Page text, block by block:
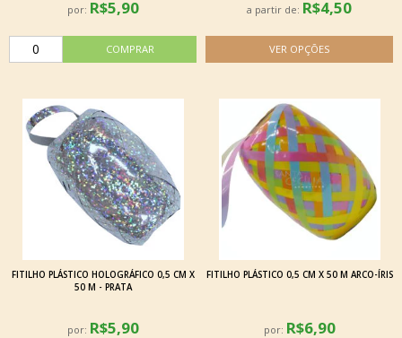
por: R$5,90 a partir de: R$4,50
FITILHO PLÁSTICO HOLOGRÁFICO 0,5 CM X
50 M - PRATA
por: R$5,90
FITILHO PLÁSTICO 0,5 CM X 50 M ARCO-ÍRIS
por: R$6,90